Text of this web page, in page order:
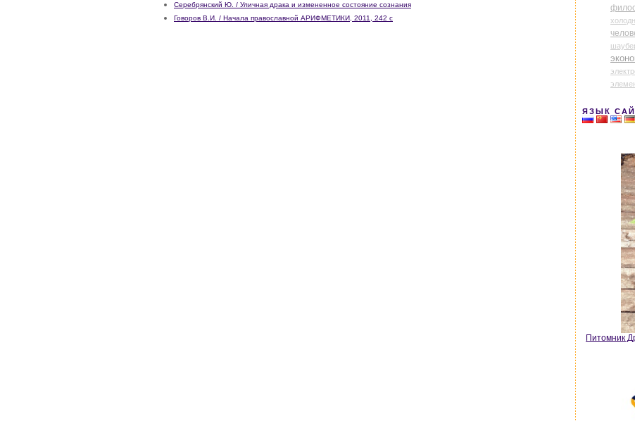
Серебрянский Ю. / Уличная драка и измененное состояние сознания
Говоров В.И. / Начала православной АРИФМЕТИКИ, 2011, 242 с
ЯЗЫК
Питомник